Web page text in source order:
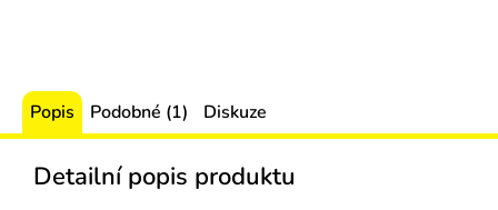
Popis Podobné (1) Diskuze
Detailní popis produktu